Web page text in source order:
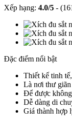
Xếp hạng: 4.0/5 -
Đặc điểm nổi bật
Thiết kế tinh
Là nơi thư
Để được
Dễ dàng di
Giá thành hợp